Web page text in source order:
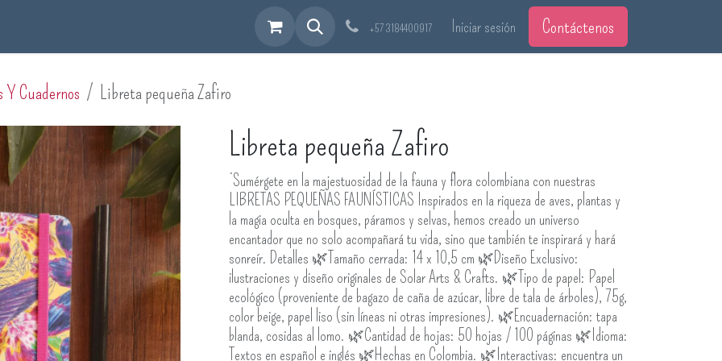
+57 3184400917 Iniciar sesión Contáctenos
Y Cuadernos Libreta pequeña Zafiro
Libreta pequeña Zafiro
¡Sumérgete en la majestuosidad de la fauna y flora colombiana con nuestras
LIBRETAS PEQUEÑAS FAUNÍSTICAS Inspirados en la riqueza de aves, plantas y
la magia oculta en bosques, páramos y selvas, hemos creado un universo
encantador que no solo acompañará tu vida, sino que también te inspirará y hará
sonreír. Detalles 🌿Tamaño cerrada: 14 x 10,5 cm 🌿Diseño Exclusivo:
ilustraciones y diseño originales de Solar Arts & Crafts. 🌿Tipo de papel: Papel
ecológico (proveniente de bagazo de caña de azúcar, libre de tala de árboles), 75g,
color beige, papel liso (sin líneas ni otras impresiones). 🌿Encuadernación: tapa
blanda, cosidas al lomo. 🌿Cantidad de hojas: 50 hojas / 100 páginas 🌿Idioma:
Textos en español e inglés 🌿Hechas en Colombia. 🌿Interactivas: encuentra un